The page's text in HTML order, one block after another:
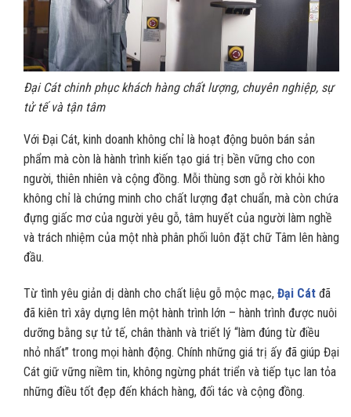
Đại Cát chinh phục khách hàng chất lượng, chuyên nghiệp, sự
tử tế và tận tâm
Với Đại Cát, kinh doanh không chỉ là hoạt động buôn bán sản
phẩm mà còn là hành trình kiến tạo giá trị bền vững cho con
người, thiên nhiên và cộng đồng. Mỗi thùng sơn gỗ rời khỏi kho
không chỉ là chứng minh cho chất lượng đạt chuẩn, mà còn chứa
đựng giấc mơ của người yêu gỗ, tâm huyết của người làm nghề
và trách nhiệm của một nhà phân phối luôn đặt chữ Tâm lên hàng
đầu.
Từ tình yêu giản dị dành cho chất liệu gỗ mộc mạc, Đại Cát đã
đã kiên trì xây dựng lên một hành trình lớn – hành trình được nuôi
dưỡng bằng sự tử tế, chân thành và triết lý “làm đúng từ điều
nhỏ nhất” trong mọi hành động. Chính những giá trị ấy đã giúp Đại
Cát giữ vững niềm tin, không ngừng phát triển và tiếp tục lan tỏa
những điều tốt đẹp đến khách hàng, đối tác và cộng đồng.